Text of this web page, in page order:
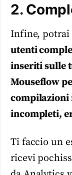
2.
Infine, potrai
utenti
inseriti sulle
Mouseflow
compilazioni
incompleti,
Ti faccio un
ricevi